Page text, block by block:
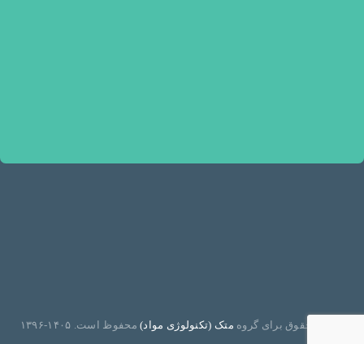
تمامی حقوق برای گروه متک (تکنولوژی مواد)محفوظ است. ۱۴۰۵-۱۳۹۶